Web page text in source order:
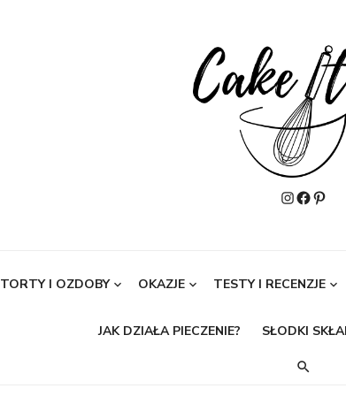
Instagram
TORTY I OZDOBY OKAZJE TESTY I RECENZJE
JAK DZIAŁA PIECZENIE? SŁODKI